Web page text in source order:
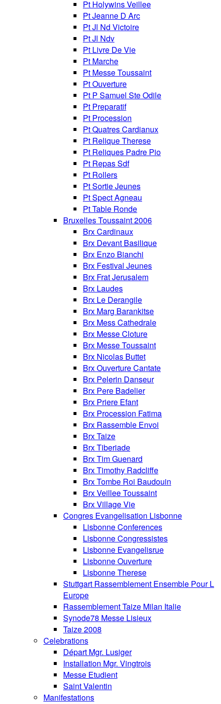
Pt Holywins Veillee
Pt Jeanne D Arc
Pt Jl Nd Victoire
Pt Jl Ndv
Pt Livre De Vie
Pt Marche
Pt Messe Toussaint
Pt Ouverture
Pt P Samuel Ste Odile
Pt Preparatif
Pt Procession
Pt Quatres Cardianux
Pt Relique Therese
Pt Reliques Padre Pio
Pt Repas Sdf
Pt Rollers
Pt Sortie Jeunes
Pt Spect Agneau
Pt Table Ronde
Bruxelles Toussaint 2006
Brx Cardinaux
Brx Devant Basilique
Brx Enzo Bianchi
Brx Festival Jeunes
Brx Frat Jerusalem
Brx Laudes
Brx Le Derangile
Brx Marg Barankitse
Brx Mess Cathedrale
Brx Messe Cloture
Brx Messe Toussaint
Brx Nicolas Buttet
Brx Ouverture Cantate
Brx Pelerin Danseur
Brx Pere Badelier
Brx Priere Efant
Brx Procession Fatima
Brx Rassemble Envoi
Brx Taize
Brx Tiberiade
Brx Tim Guenard
Brx Timothy Radcliffe
Brx Tombe Roi Baudouin
Brx Veillee Toussaint
Brx Village Vie
Congres Evangelisation Lisbonne
Lisbonne Conferences
Lisbonne Congressistes
Lisbonne Evangelisrue
Lisbonne Ouverture
Lisbonne Therese
Stuttgart Rassemblement Ensemble Pour L
Europe
Rassemblement Taize Milan Italie
Synode78 Messe Lisieux
Taize 2008
Celebrations
Départ Mgr. Lusiger
Installation Mgr. Vingtrois
Messe Etudient
Saint Valentin
Manifestations